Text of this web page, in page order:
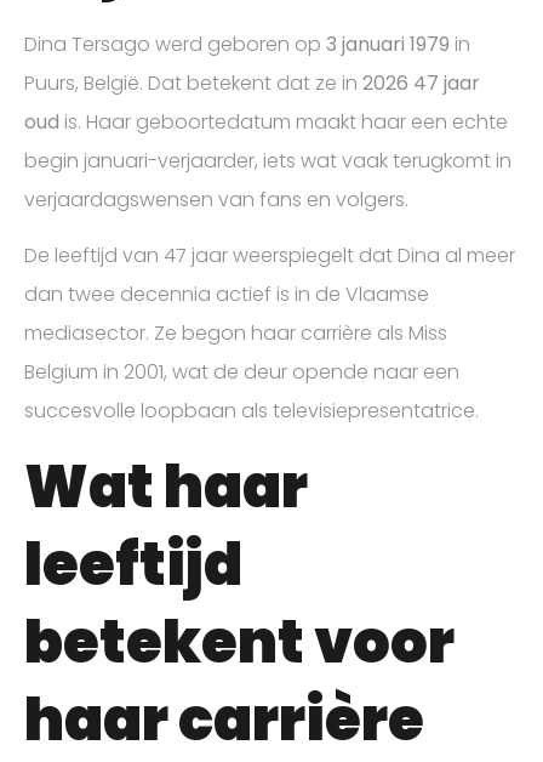
Dina Tersago werd geboren op 3 januari 1979 in
Puurs, België. Dat betekent dat ze in 2026 47 jaar
oud is. Haar geboortedatum maakt haar een echte
begin januari-verjaarder, iets wat vaak terugkomt in
verjaardagswensen van fans en volgers.
De leeftijd van 47 jaar weerspiegelt dat Dina al meer
dan twee decennia actief is in de Vlaamse
mediasector. Ze begon haar carrière als Miss
Belgium in 2001, wat de deur opende naar een
succesvolle loopbaan als televisiepresentatrice.
Wat haar
leeftijd
betekent voor
haar carrière